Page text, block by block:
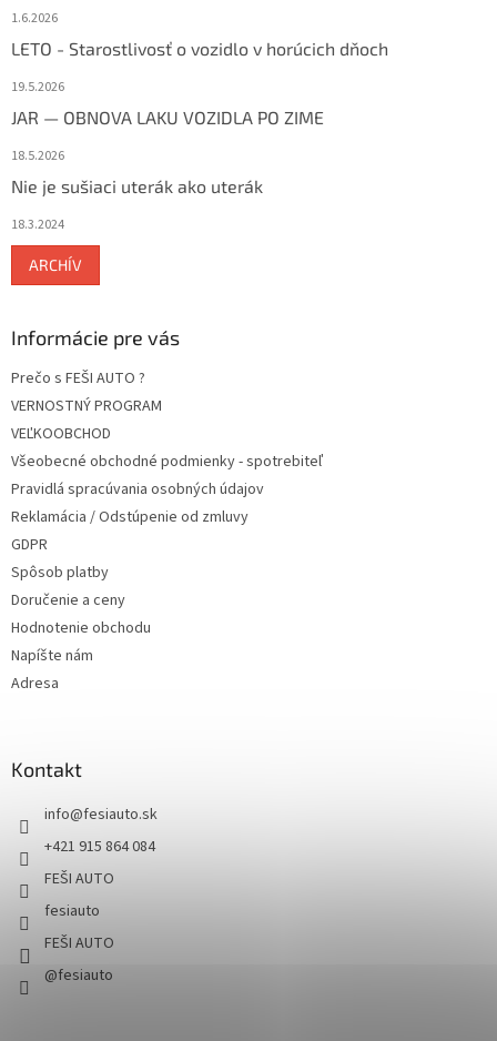
1.6.2026
LETO - Starostlivosť o vozidlo v horúcich dňoch
19.5.2026
JAR — OBNOVA LAKU VOZIDLA PO ZIME
18.5.2026
Nie je sušiaci uterák ako uterák
18.3.2024
ARCHÍV
Informácie pre vás
Prečo s FEŠI AUTO ?
VERNOSTNÝ PROGRAM
VEĽKOOBCHOD
Všeobecné obchodné podmienky - spotrebiteľ
Pravidlá spracúvania osobných údajov
Reklamácia / Odstúpenie od zmluvy
GDPR
Spôsob platby
Doručenie a ceny
Hodnotenie obchodu
Napíšte nám
Adresa
Kontakt
info@fesiauto.sk
+421 915 864 084
FEŠI AUTO
fesiauto
FEŠI AUTO
@fesiauto